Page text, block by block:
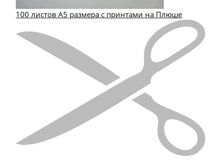
100 листов А5 размера с принтами на Плюше